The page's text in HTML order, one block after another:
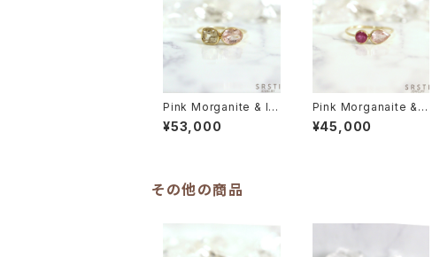
Pink Morganite & Im
perial Topaz K10YG
Ring
¥53,000
Pink Morganaite & R
uby K10YG Ring
¥45,000
その他の商品